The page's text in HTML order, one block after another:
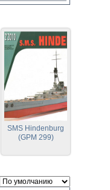
SMS Hindenburg
(GPM 299)